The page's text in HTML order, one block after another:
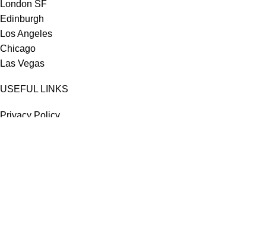
London SF
Edinburgh
Los Angeles
Chicago
Las Vegas
USEFUL LINKS
Privacy Policy